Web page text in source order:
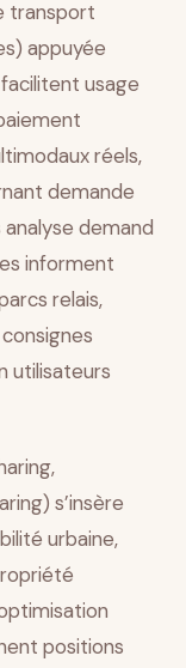
transport
appuyée
usage
réels,
demande
demand
informent
relais,
utilisateurs
s’insère
urbaine,
positions